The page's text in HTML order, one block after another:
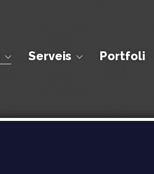
Serveis Portfoli